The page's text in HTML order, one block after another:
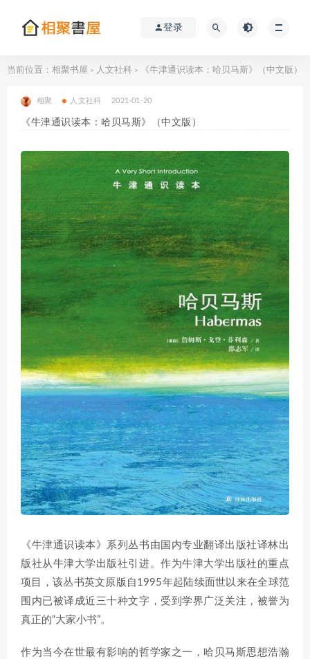
登录
当前位置： 相聚书屋 > 人文社科 > 《牛津通识读本：哈贝马斯》（中文版）
相聚 人文社科 2021-01-20
《牛津通识读本：哈贝马斯》（中文版）
《牛津通识读本》系列丛书由国内专业翻译出版社译林出
版社从牛津大学出版社引进。作为牛津大学出版社的重点
项目，该丛书英文原版自1995年起陆续面世以来在全球范
围内已被译成近三十种文字，受到学界广泛关注，被誉为
真正的“大家小书”。
作为当今在世最有影响的哲学家之一，哈贝马斯思想浩瀚